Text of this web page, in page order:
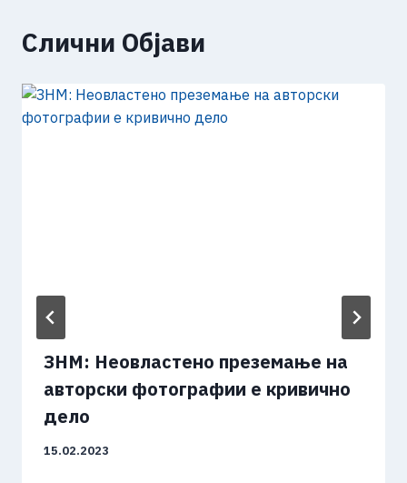
Слични Објави
ЗНМ: Неовластено преземање на
авторски фотографии е кривично
дело
15.02.2023